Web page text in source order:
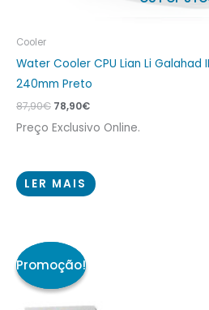
Cooler
Water Cooler CPU Lian Li Galahad
240mm Preto
87,90€ 78,90€
Preço Exclusivo Online.
LER MAIS
O
preço
original
era: